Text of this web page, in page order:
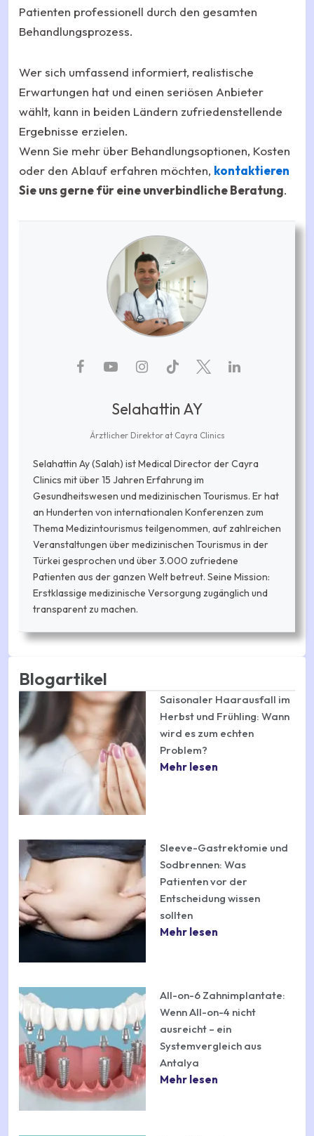
Patienten professionell durch den gesamten
Behandlungsprozess.
Wer sich umfassend informiert, realistische
Erwartungen hat und einen seriösen Anbieter
wählt, kann in beiden Ländern zufriedenstellende
Ergebnisse erzielen.
Wenn Sie mehr über Behandlungsoptionen, Kosten
oder den Ablauf erfahren möchten, kontaktieren
Sie uns gerne für eine unverbindliche Beratung.
Selahattin AY
Ärztlicher Direktor at Cayra Clinics
Selahattin Ay (Salah) ist Medical Director der Cayra
Clinics mit über 15 Jahren Erfahrung im
Gesundheitswesen und medizinischen Tourismus. Er hat
an Hunderten von internationalen Konferenzen zum
Thema Medizintourismus teilgenommen, auf zahlreichen
Veranstaltungen über medizinischen Tourismus in der
Türkei gesprochen und über 3.000 zufriedene
Patienten aus der ganzen Welt betreut. Seine Mission:
Erstklassige medizinische Versorgung zugänglich und
transparent zu machen.
Blogartikel
Saisonaler Haarausfall im
Herbst und Frühling: Wann
wird es zum echten
Problem?
Mehr lesen
Sleeve-Gastrektomie und
Sodbrennen: Was
Patienten vor der
Entscheidung wissen
sollten
Mehr lesen
All-on-6 Zahnimplantate:
Wenn All-on-4 nicht
ausreicht – ein
Systemvergleich aus
Antalya
Mehr lesen